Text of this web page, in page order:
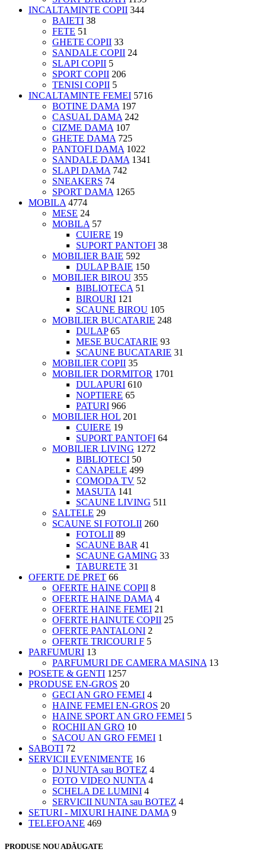
INCALTAMINTE COPII 344
BAIETI 38
FETE 51
GHETE COPII 33
SANDALE COPII 24
SLAPI COPII 5
SPORT COPII 206
TENISI COPII 5
INCALTAMINTE FEMEI 5716
BOTINE DAMA 197
CASUAL DAMA 242
CIZME DAMA 107
GHETE DAMA 725
PANTOFI DAMA 1022
SANDALE DAMA 1341
SLAPI DAMA 742
SNEAKERS 74
SPORT DAMA 1265
MOBILA 4774
MESE 24
MOBILA 57
CUIERE 19
SUPORT PANTOFI 38
MOBILIER BAIE 592
DULAP BAIE 150
MOBILIER BIROU 355
BIBLIOTECA 51
BIROURI 121
SCAUNE BIROU 105
MOBILIER BUCATARIE 248
DULAP 65
MESE BUCATARIE 93
SCAUNE BUCATARIE 31
MOBILIER COPII 35
MOBILIER DORMITOR 1701
DULAPURI 610
NOPTIERE 65
PATURI 966
MOBILIER HOL 201
CUIERE 19
SUPORT PANTOFI 64
MOBILIER LIVING 1272
BIBLIOTECI 50
CANAPELE 499
COMODA TV 52
MASUTA 141
SCAUNE LIVING 511
SALTELE 29
SCAUNE SI FOTOLII 260
FOTOLII 89
SCAUNE BAR 41
SCAUNE GAMING 33
TABURETE 31
OFERTE DE PRET 66
OFERTE HAINE COPII 8
OFERTE HAINE DAMA 4
OFERTE HAINE FEMEI 21
OFERTE HAINUTE COPII 25
OFERTE PANTALONI 2
OFERTE TRICOURI F 5
PARFUMURI 13
PARFUMURI DE CAMERA MASINA 13
POSETE & GENTI 1257
PRODUSE EN-GROS 20
GECI AN GRO FEMEI 4
HAINE FEMEI EN-GROS 20
HAINE SPORT AN GRO FEMEI 5
ROCHII AN GRO 10
SACOU AN GRO FEMEI 1
SABOTI 72
SERVICII EVENIMENTE 16
DJ NUNTA sau BOTEZ 4
FOTO VIDEO NUNTA 4
SCHELA DE LUMINI 4
SERVICII NUNTA sau BOTEZ 4
SETURI - MIXURI HAINE DAMA 9
TELEFOANE 469
PRODUSE NOU ADĂUGATE